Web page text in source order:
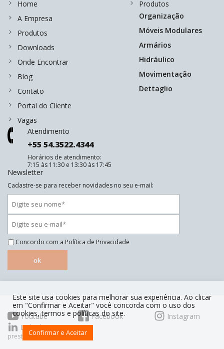
Home
A Empresa
Produtos
Downloads
Onde Encontrar
Blog
Contato
Portal do Cliente
Vagas
Produtos
Organização
Móveis Modulares
Armários
Hidráulico
Movimentação
Dettaglio
Atendimento
+55 54.3522.4344
Horários de atendimento:
7:15 às 11:30 e 13:30 às 17:45
Newsletter
Cadastre-se para receber novidades no seu e-mail:
Concordo com a Política de Privacidade
ok
Youtube Facebook
Instagram
Linkedin
prestoorganiza.com.br
Este site usa cookies para melhorar sua experiência. Ao clicar
em "Confirmar e Aceitar" você concorda com o uso dos
cookies, termos e políticas do site.
Confirmar e Aceitar